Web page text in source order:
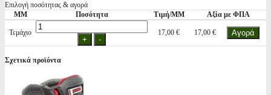
Επιλογή ποσότητας & αγορά
ΜΜ
Ποσότητα Τιμή/ΜΜ Αξία με ΦΠΑ
Τεμάχιο 17,00 € 17,00 €
Σχετικά προϊόντα